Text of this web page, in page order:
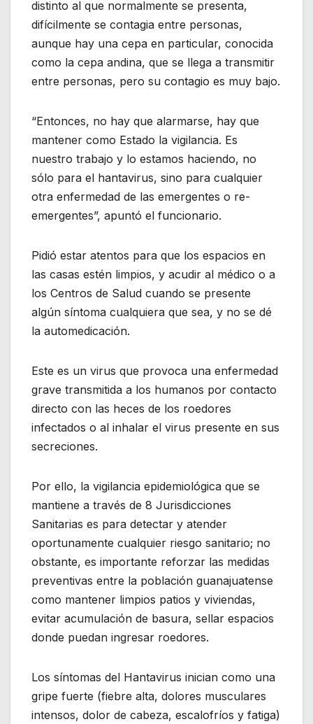
distinto al que normalmente se presenta,
difícilmente se contagia entre personas,
aunque hay una cepa en particular, conocida
como la cepa andina, que se llega a transmitir
entre personas, pero su contagio es muy bajo.
“Entonces, no hay que alarmarse, hay que
mantener como Estado la vigilancia. Es
nuestro trabajo y lo estamos haciendo, no
sólo para el hantavirus, sino para cualquier
otra enfermedad de las emergentes o re-
emergentes”, apuntó el funcionario.
Pidió estar atentos para que los espacios en
las casas estén limpios, y acudir al médico o a
los Centros de Salud cuando se presente
algún síntoma cualquiera que sea, y no se dé
la automedicación.
Este es un virus que provoca una enfermedad
grave transmitida a los humanos por contacto
directo con las heces de los roedores
infectados o al inhalar el virus presente en sus
secreciones.
Por ello, la vigilancia epidemiológica que se
mantiene a través de 8 Jurisdicciones
Sanitarias es para detectar y atender
oportunamente cualquier riesgo sanitario; no
obstante, es importante reforzar las medidas
preventivas entre la población guanajuatense
como mantener limpios patios y viviendas,
evitar acumulación de basura, sellar espacios
donde puedan ingresar roedores.
Los síntomas del Hantavirus inician como una
gripe fuerte (fiebre alta, dolores musculares
intensos, dolor de cabeza, escalofríos y fatiga)